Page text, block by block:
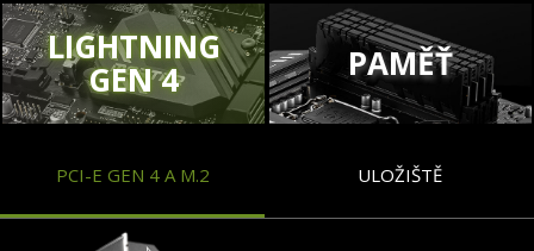
LIGHTNING
GEN 4 PAMĚŤ
PCI-E GEN 4 A M.2 ULOŽIŠTĚ